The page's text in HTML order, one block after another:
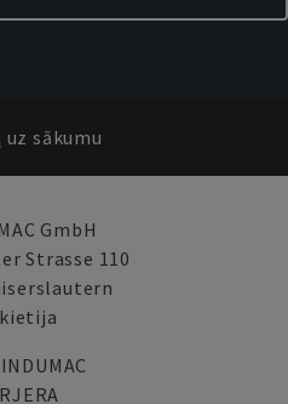
sākumu
GmbH
Strasse 110